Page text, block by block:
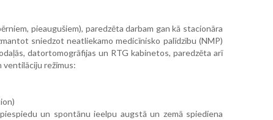
pieaugušiem), paredzēta darbam gan kā stacionāra
sniedzot neatliekamo medicīnisko palīdzību (NMP)
datortomogrāfijas un RTG kabinetos, paredzēta arī
ventilāciju režīmus:
un spontānu ieelpu augstā un zemā spiediena